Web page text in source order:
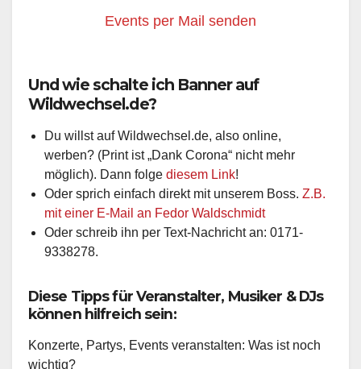
Events per Mail senden
Und wie schalte ich Banner auf
Wildwechsel.de?
Du willst auf Wildwechsel.de, also online,
werben? (Print ist „Dank Corona“ nicht mehr
möglich). Dann folge diesem Link!
Oder sprich einfach direkt mit unserem Boss. Z.B.
mit einer E-Mail an Fedor Waldschmidt
Oder schreib ihn per Text-Nachricht an: 0171-
9338278.
Diese Tipps für Veranstalter, Musiker & DJs
können hilfreich sein:
Konzerte, Partys, Events veranstalten: Was ist noch
wichtig?